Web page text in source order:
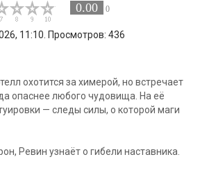
0.00 0
11:10. Просмотров: 436
охотится за химерой, но встречает
опаснее любого чудовища. На её
— следы силы, о которой маги
Ревин узнаёт о гибели наставника.